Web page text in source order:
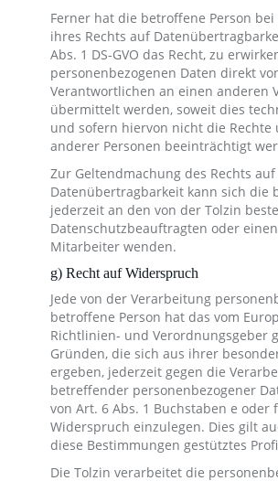
Ferner hat die betroffene Person
ihres Rechts auf
Abs. 1 DS-GVO das Recht, zu
personenbezogenen Daten direkt
Verantwortlichen an einen anderen
übermittelt werden, soweit dies
und sofern hiervon nicht die Rechte
anderer Personen beeinträchtigt
Zur Geltendmachung des Rechts auf
Datenübertragbarkeit kann sich die
jederzeit an den von der Tolzin
Datenschutzbeauftragten oder
Mitarbeiter wenden.
g) Recht auf Widerspruch
Jede von der Verarbeitung
betroffene Person hat das vom
Richtlinien- und Verordnungsgeber
Gründen, die sich aus ihrer
ergeben, jederzeit gegen die
betreffender personenbezogener
von Art. 6 Abs. 1 Buchstaben e oder
Widerspruch einzulegen. Dies gilt
diese Bestimmungen gestütztes
Die Tolzin verarbeitet die